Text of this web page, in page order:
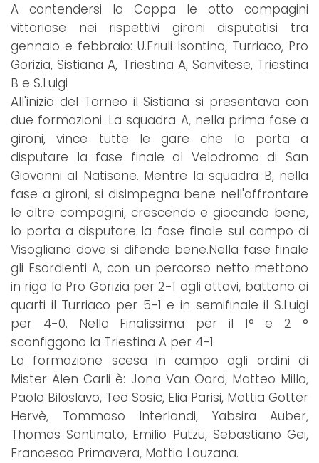
A contendersi la Coppa le otto compagini
vittoriose nei rispettivi gironi disputatisi tra
gennaio e febbraio: U.Friuli Isontina, Turriaco, Pro
Gorizia, Sistiana A, Triestina A, Sanvitese, Triestina
B e S.Luigi
All'inizio del Torneo il Sistiana si presentava con
due formazioni. La squadra A, nella prima fase a
gironi, vince tutte le gare che lo porta a
disputare la fase finale al Velodromo di San
Giovanni al Natisone. Mentre la squadra B, nella
fase a gironi, si disimpegna bene nell'affrontare
le altre compagini, crescendo e giocando bene,
lo porta a disputare la fase finale sul campo di
Visogliano dove si difende bene.Nella fase finale
gli Esordienti A, con un percorso netto mettono
in riga la Pro Gorizia per 2-1 agli ottavi, battono ai
quarti il Turriaco per 5-1 e in semifinale il S.Luigi
per 4-0. Nella Finalissima per il 1° e 2 °
sconfiggono la Triestina A per 4-1
La formazione scesa in campo agli ordini di
Mister Alen Carli è: Jona Van Oord, Matteo Millo,
Paolo Biloslavo, Teo Sosic, Elia Parisi, Mattia Gotter
Hervè, Tommaso Interlandi, Yabsira Auber,
Thomas Santinato, Emilio Putzu, Sebastiano Gei,
Francesco Primavera, Mattia Lauzana.